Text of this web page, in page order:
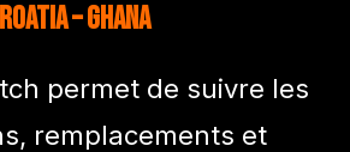
– Ghana
permet de suivre les
remplacements et